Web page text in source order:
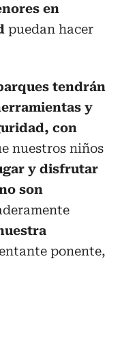
en
puedan hacer
tendrán
y
con
nuestros niños
y disfrutar
son
ponente,